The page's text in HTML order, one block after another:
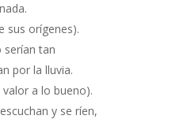
sus orígenes).
serían tan
por la lluvia.
a lo bueno).
y se ríen,